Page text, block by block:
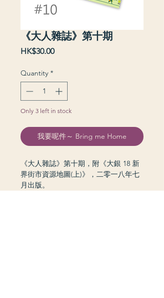
《大人雜誌》第十期
HK$30.00Price
Quantity *
Only 3 left in stock
我要呢件～ Bring me Home
《大人雜誌》第十期，附《大銀 18 新
界街市資源地圖(上)》，二零一八年七
月出版。